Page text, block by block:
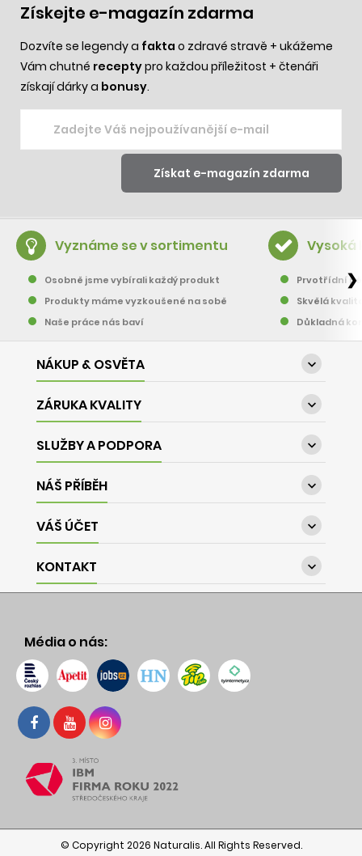
Získejte e-magazín zdarma
Dozvíte se legendy a fakta o zdravé stravě + ukážeme
Vám chutné receptypro každou příležitost + čtenáři
získají dárky a bonusy.
Vyznáme se v sortimentu
Osobně jsme vybírali každý produkt
Produkty máme vyzkoušené na sobě
Naše práce nás baví
Vysoká
Prvotřídní
Skvělá
Důkladná
❯
NÁKUP & OSVĚTA 
ZÁRUKA KVALITY 
SLUŽBY A PODPORA 
NÁŠ PŘÍBĚH 
VÁŠ ÚČET 
KONTAKT 
Média o nás:
© Copyright 2026 Naturalis. All Rights Reserved.